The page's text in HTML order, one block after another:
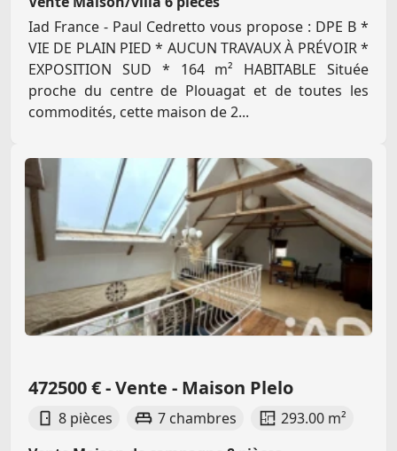
Iad France - Paul Cedretto vous propose : DPE B *
VIE DE PLAIN PIED * AUCUN TRAVAUX À PRÉVOIR *
EXPOSITION SUD * 164 m² HABITABLE Située
proche du centre de Plouagat et de toutes les
commodités, cette maison de 2...
472500 € - Vente - Maison Plelo
8 pièces 7 chambres
293.00 m²